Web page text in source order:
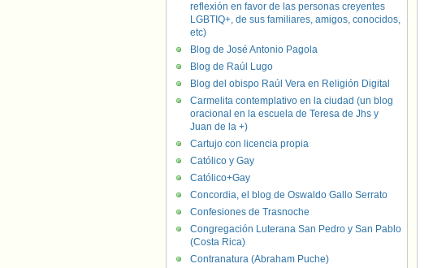
reflexión en favor de las personas creyentes
LGBTIQ+, de sus familiares, amigos, conocidos,
etc)
Blog de José Antonio Pagola
Blog de Raúl Lugo
Blog del obispo Raúl Vera en Religión Digital
Carmelita contemplativo en la ciudad (un blog
oracional en la escuela de Teresa de Jhs y
Juan de la +)
Cartujo con licencia propia
Católico y Gay
Católico+Gay
Concordia, el blog de Oswaldo Gallo Serrato
Confesiones de Trasnoche
Congregación Luterana San Pedro y San Pablo
(Costa Rica)
Contranatura (Abraham Puche)